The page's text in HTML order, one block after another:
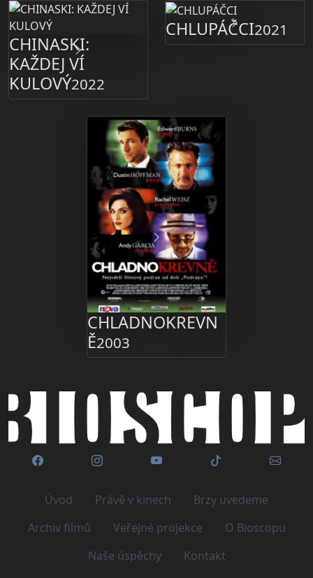
CHINASKI:
KAŽDEJ VÍ
KULOVÝ2022
CHLUPÁČCI2021
CHLADNOKREVN
Ě2003
Úvod Právě v kinech
Brzy uvedeme
Archiv filmů
Veřejné projekce
O Bioscopu
Naše úspěchy
Kontakt